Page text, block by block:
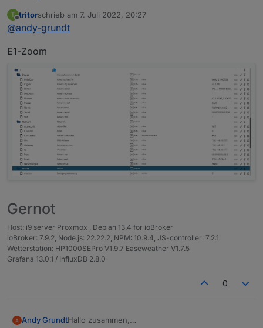
bin und es dafür noch keinen Adapter gibt, würde
ich mich gerne an der Entwicklung eines
(https://github.com/ioBroker/AdapterRequests/iss
ues/596
Aktuell habe ich schon einen Prototypen
entwickelt, welcher auch schon getestet werden
Netzwerk Infos auslesen
Motion Detection überwachen
Eine offizielle API Doku seitens Reolink gibt es
leider nicht wirklich, dafür aber folgendes
Dokument:
https://drive.google.com/drive/folders/19vQBJia0
wKvzwscA-EpTDSFV5OfNYUL6
Über Tests und euer Feedback freue ich mich
sehr.
Fragen, wünsche oder Anregungen sind gerne
T
Offline
tritorschrieb am 7. Juli 2022, 20:27
zuletzt editiert von
@andy-grundt
E1-Zoom
Gernot
Host: i9 server Proxmox , Debian 13.4 for ioBroker
ioBroker: 7.9.2, Node.js: 22.22.2, NPM: 10.9.4, JS-controller: 7.2.1
Wetterstation: HP1000SEPro V1.9.7 Easeweather V1.7.5
Grafana 13.0.1 / InfluxDB 2.8.0
0
Andy GrundtHallo zusammen,